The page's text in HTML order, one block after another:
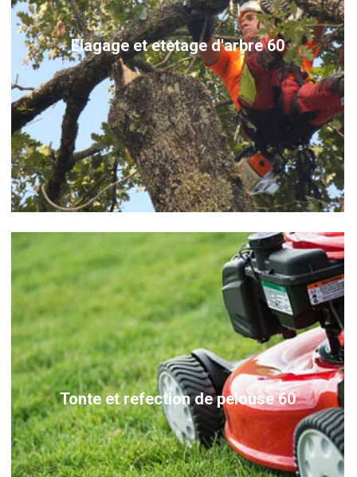
Elagage et etetage d'arbre 60
Tonte et refection de pelouse 60